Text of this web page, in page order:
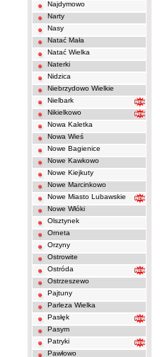
Najdymowo
Narty
Nasy
Natać Mała
Natać Wielka
Naterki
Nidzica
Niebrzydowo Wielkie
Nielbark
Nikielkowo
Nowa Kaletka
Nowa Wieś
Nowe Bagienice
Nowe Kawkowo
Nowe Kiejkuty
Nowe Marcinkowo
Nowe Miasto Lubawskie
Nowe Włóki
Olsztynek
Orneta
Orzyny
Ostrowite
Ostróda
Ostrzeszewo
Pajtuny
Parleza Wielka
Pasłęk
Pasym
Patryki
Pawłowo